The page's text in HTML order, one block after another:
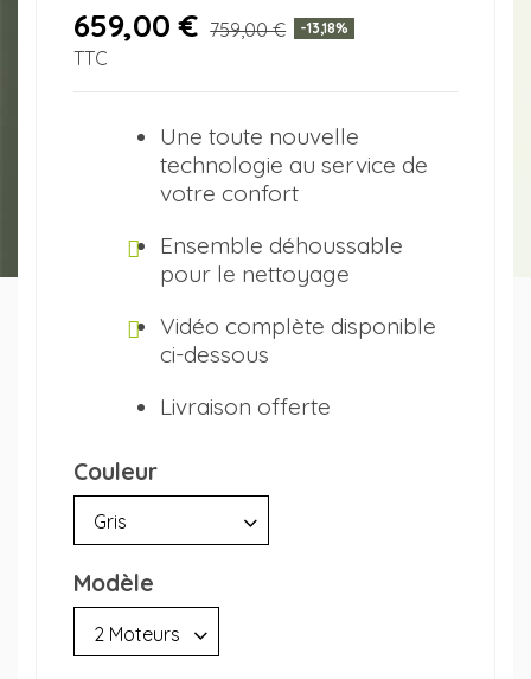
659,00 € 759,00 € -13,18%
TTC
Une toute nouvelle
technologie au service de
votre confort
Ensemble déhoussable
pour le nettoyage
Vidéo complète disponible
ci-dessous
Livraison offerte
Couleur
Modèle